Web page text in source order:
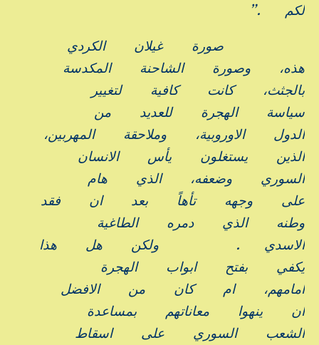
لكم
.”
صورة غيلان
الكردي
هذه،
وصورة الشاحنة
المكدسة
بالجثث،
كانت كافية
لتغيير
سياسة
الهجرة للعديد
من
الدول
الاوروبية، وملاحقة
المهربين،
الذين
يستغلون يأس
الانسان
السوري
وضعفه، الذي
هام
على
وجهه تأهاً بعد ان
فقد
وطنه
الذي دمره
الطاغية
الاسدي
. ولكن هل
هذا
يكفي
بفتح ابواب
الهجرة
امامهم،
ام كان من
الافضل
ان
ينهوا معاناتهم
بمساعدة
الشعب
السوري على
اسقاط